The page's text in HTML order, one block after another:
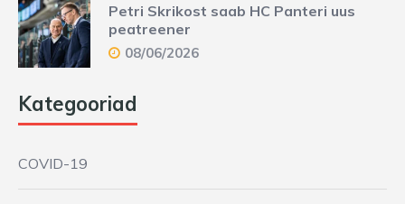
Petri Skrikost saab HC Panteri uus
peatreener
08/06/2026
Kategooriad
COVID-19